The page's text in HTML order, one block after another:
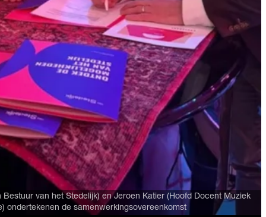
van het Stedelijk) en Jeroen Katier (Hoofd Docent Muziek
ondertekenen de samenwerkingsovereenkomst